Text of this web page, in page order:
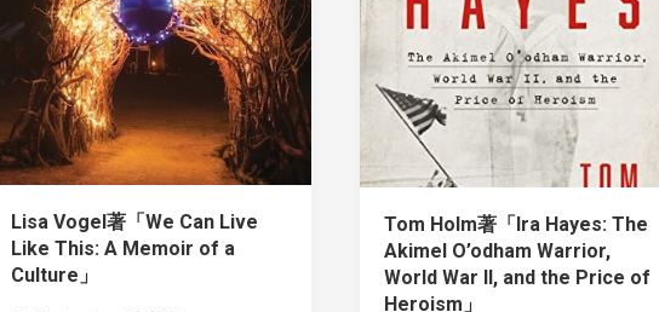
Lisa Vogel著「We Can Live
Like This: A Memoir of a
Culture」
Tom Holm著「Ira Hayes: The
Akimel O’odham Warrior,
World War II, and the Price of
Heroism」